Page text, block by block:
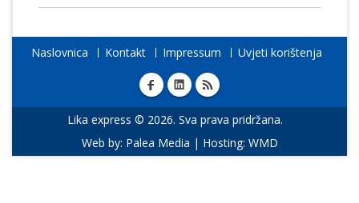
Naslovnica Kontakt Impressum Uvjeti korištenja
Lika express © 2026. Sva prava pridržana.
Web by: Palea Media | Hosting: WMD